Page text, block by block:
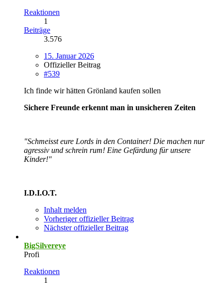
Reaktionen
1
Beiträge
3.576
15. Januar 2026
Offizieller Beitrag
#539
Ich finde wir hätten Grönland kaufen sollen
Sichere Freunde erkennt man in unsicheren Zeiten
"Schmeisst eure Lords in den Container! Die machen nur
agressiv und schrein rum! Eine Gefärdung für unsere
Kinder!"
I.D.I.O.T.
Inhalt melden
Vorheriger offizieller Beitrag
Nächster offizieller Beitrag
BigSilvereye
Profi
Reaktionen
1